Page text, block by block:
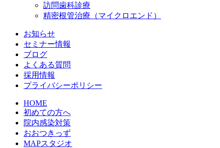
訪問歯科診療
精密根管治療（マイクロエンド）
お知らせ
セミナー情報
ブログ
よくある質問
採用情報
プライバシーポリシー
HOME
初めての方へ
院内感染対策
おおつきっず
MAPスタジオ